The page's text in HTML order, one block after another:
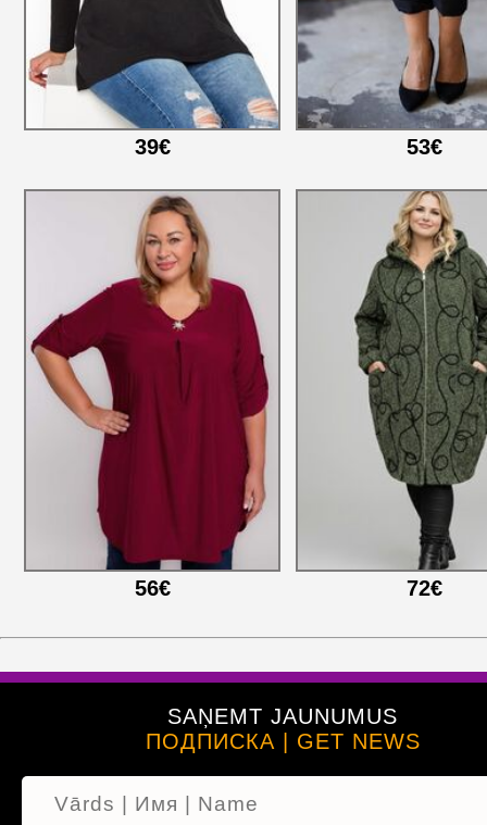
39€ 53€
56€ 72€
SAŅEMT JAUNUMUS
ПОДПИСКА | GET NEWS